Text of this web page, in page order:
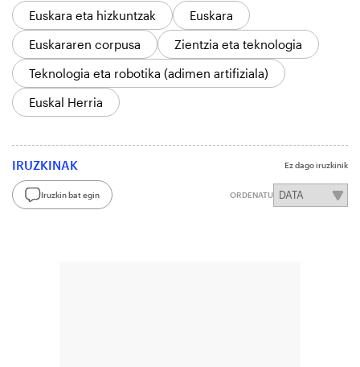
Euskara eta hizkuntzak
Euskara
Euskararen corpusa
Zientzia eta teknologia
Teknologia eta robotika (adimen artifiziala)
Euskal Herria
IRUZKINAK Ez dago iruzkinik
Iruzkin bat egin ORDENATU